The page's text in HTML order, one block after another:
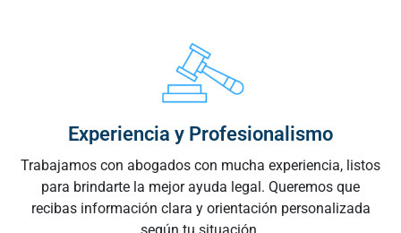
Experiencia y Profesionalismo
Trabajamos con abogados con mucha experiencia, listos
para brindarte la mejor ayuda legal. Queremos que
recibas información clara y orientación personalizada